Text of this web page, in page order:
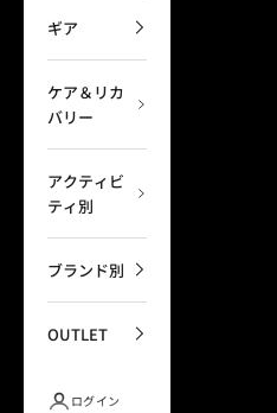
ギア
ケア＆リカ
バリー
アクティビ
ティ別
ブランド別
OUTLET
ログイン